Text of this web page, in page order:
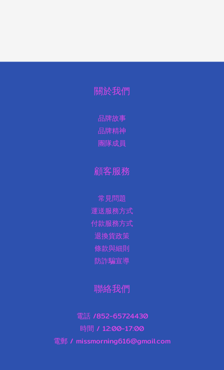
關於我們
品牌故事
品牌精神
團隊成員
顧客服務
常見問題
運送服務方式
付款服務方式
退換貨政策
條款與細則
防詐騙宣導
聯絡我們
電話 /852-65724430
時間 / 12:00-17:00
電郵 / missmorning616@gmail.com